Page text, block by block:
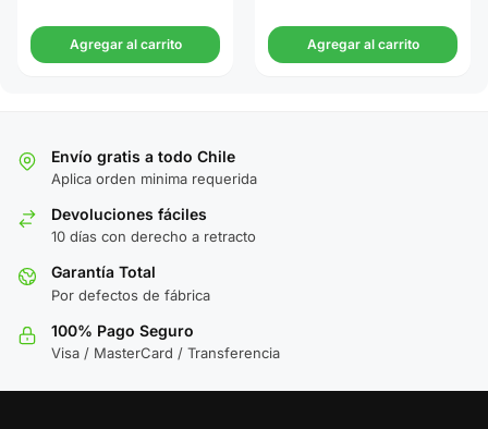
Agregar al carrito Agregar al carrito
Envío gratis a todo Chile
Aplica orden minima requerida
Devoluciones fáciles
10 días con derecho a retracto
Garantía Total
Por defectos de fábrica
100% Pago Seguro
Visa / MasterCard / Transferencia